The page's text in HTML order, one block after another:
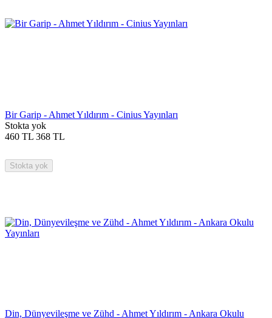
Bir Garip - Ahmet Yıldırım - Cinius Yayınları
Stokta yok
460 TL 368 TL
Stokta yok
Din, Dünyevileşme ve Zühd - Ahmet Yıldırım - Ankara Okulu